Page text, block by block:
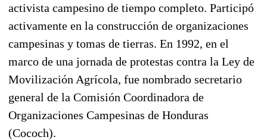
activista campesino de tiempo completo. Participó
activamente en la construcción de organizaciones
campesinas y tomas de tierras. En 1992, en el
marco de una jornada de protestas contra la Ley de
Movilización Agrícola, fue nombrado secretario
general de la Comisión Coordinadora de
Organizaciones Campesinas de Honduras
(Cococh).